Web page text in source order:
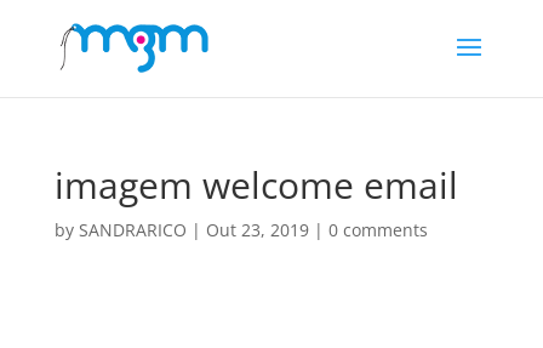
imagem welcome email
by SANDRARICO | Out 23, 2019| 0 comments